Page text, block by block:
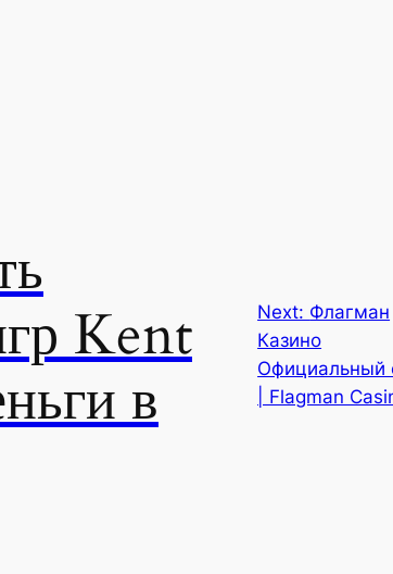
Kent
в
Next: Флагман
Казино
Официальный
| Flagman